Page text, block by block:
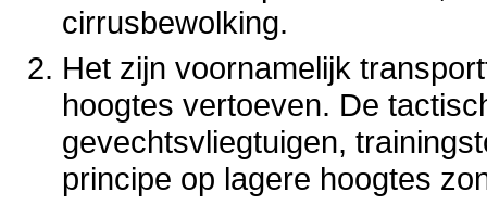
cirrusbewolking.
Het zijn voornamelijk
hoogtes vertoeven. De
gevechtsvliegtuigen,
principe op lagere hoogtes